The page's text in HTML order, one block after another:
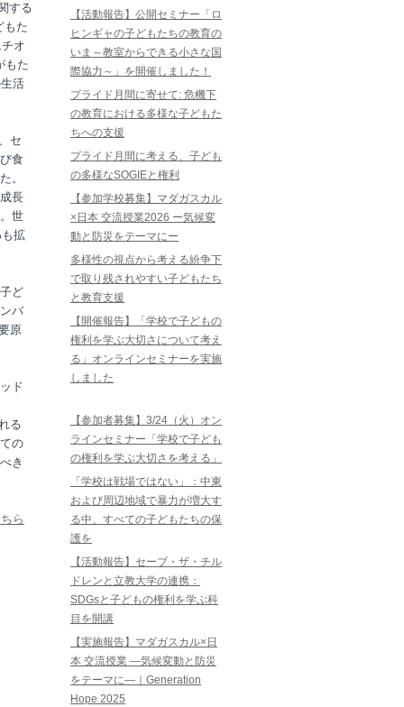
する
もた
オ
もた
活
セ
食
。
長
世
拡
ど
バ
原
ド
る
の
き
ら
【活動報告】公開セミナー「ロ
ヒンギャの子どもたちの教育の
いま～教室からできる小さな国
際協力～」を開催しました！
プライド月間に寄せて: 危機下
の教育における多様な子どもた
ちへの支援
プライド月間に考える、子ども
の多様なSOGIEと権利
【参加学校募集】マダガスカル
×日本 交流授業2026 ー気候変
動と防災をテーマにー
多様性の視点から考える紛争下
で取り残されやすい子どもたち
と教育支援
【開催報告】「学校で子どもの
権利を学ぶ大切さについて考え
る」オンラインセミナーを実施
しました
【参加者募集】3/24（火）オン
ラインセミナー「学校で子ども
の権利を学ぶ大切さを考える」
「学校は戦場ではない」：中東
および周辺地域で暴力が増大す
る中、すべての子どもたちの保
護を
【活動報告】セーブ・ザ・チル
ドレンと立教大学の連携：
SDGsと子どもの権利を学ぶ科
目を開講
【実施報告】マダガスカル×日
本 交流授業 ―気候変動と防災
をテーマに―｜Generation
Hope 2025